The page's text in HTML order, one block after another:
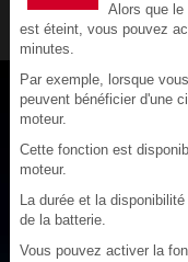
Alors que le
est éteint, vous pouvez
minutes.
Par exemple, lorsque
peuvent bénéficier d'une
moteur.
Cette fonction est
moteur.
La durée et la
de la batterie.
Vous pouvez activer la